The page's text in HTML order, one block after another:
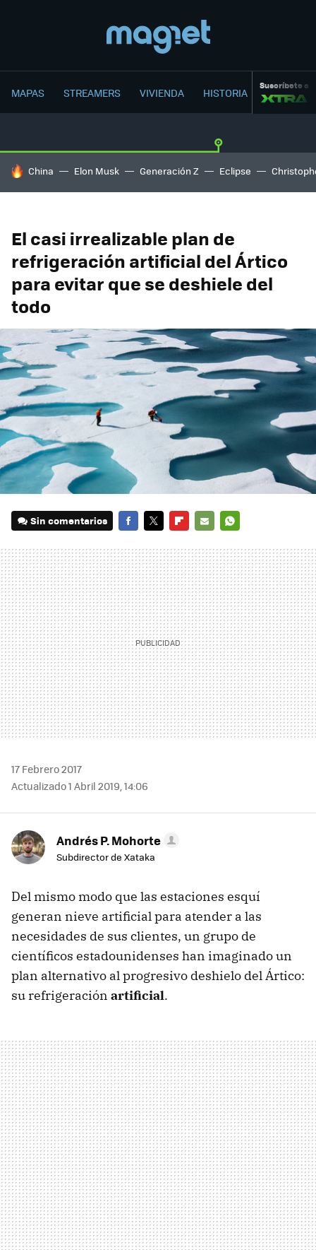
MAPAS STREAMERS VIVIENDA HISTORIA Suscríbete a
HOY SE HABLA DE
China Elon Musk Generación Z Eclipse
El casi irrealizable plan de
refrigeración artificial del Ártico
para evitar que se deshiele del
todo
Sin comentarios
MAIL
17 Febrero 2017
Actualizado 1 Abril 2019, 14:06
Andrés P. Mohorte
Subdirector de Xataka
Del mismo modo que las estaciones esquí
generan nieve artificial para atender a las
necesidades de sus clientes, un grupo de
científicos estadounidenses han imaginado un
plan alternativo al progresivo deshielo del Ártico:
su refrigeración artificial.